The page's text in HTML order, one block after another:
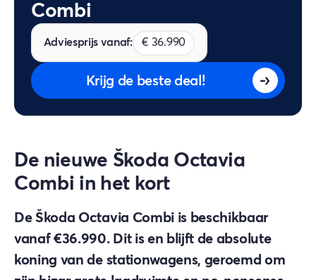
De nieuwe Škoda Octavia
Combi in het kort
De Škoda Octavia Combi is beschikbaar
vanaf €36.990. Dit is en blijft de absolute
koning van de stationwagens, geroemd om
Combi
Adviesprijs vanaf: € 36.990
Krijg de beste deal!